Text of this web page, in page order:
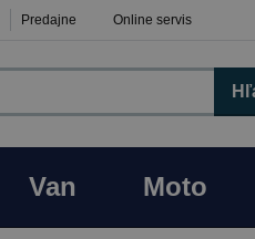
Predajne Online servis
Van Moto